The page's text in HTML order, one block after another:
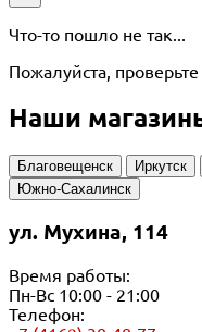
Что-то пошло не так...
Пожалуйста,
Наши
Благовещенск Иркутск
Южно-Сахалинск
ул. Мухина, 114
Время работы:
Пн-Вс 10:00 - 21:00
Телефон: